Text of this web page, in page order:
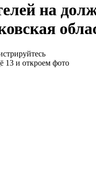
на
13 и откроем фото